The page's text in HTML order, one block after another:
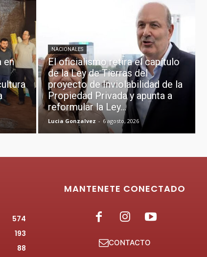
en
NACIONALES
El oficialismo retira el capítulo
de la Ley de Tierras del
proyecto de Inviolabilidad de la
Propiedad Privada y apunta a
reformular la Ley...
Lucia Gonzalvez - 6 agosto, 2026
574
193
88
MANTENETE CONECTADO
CONTACTO